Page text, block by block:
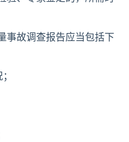
故调查报告应当包括下